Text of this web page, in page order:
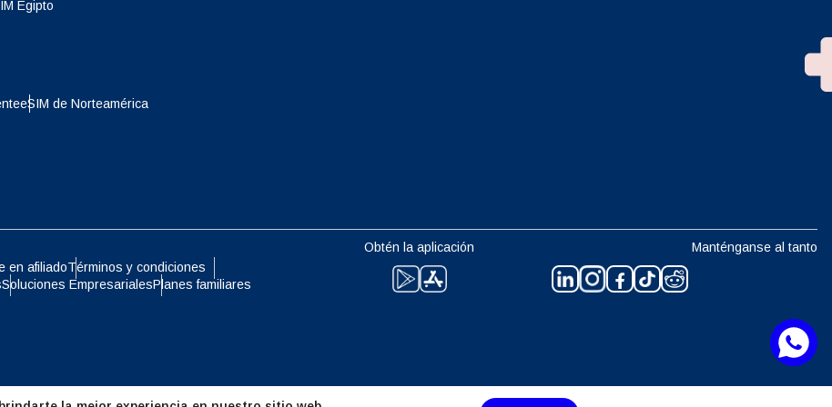
Egipto
eSIM de Norteamérica
en afiliadoTérminos y condiciones
Soluciones EmpresarialesPlanes familiares
Obtén la aplicación Manténganse al tanto
العربية
- Dólar De Singapur
- Dólar Canadiense
- Franco Suizo NZD - Dólar De Nueva Zelanda